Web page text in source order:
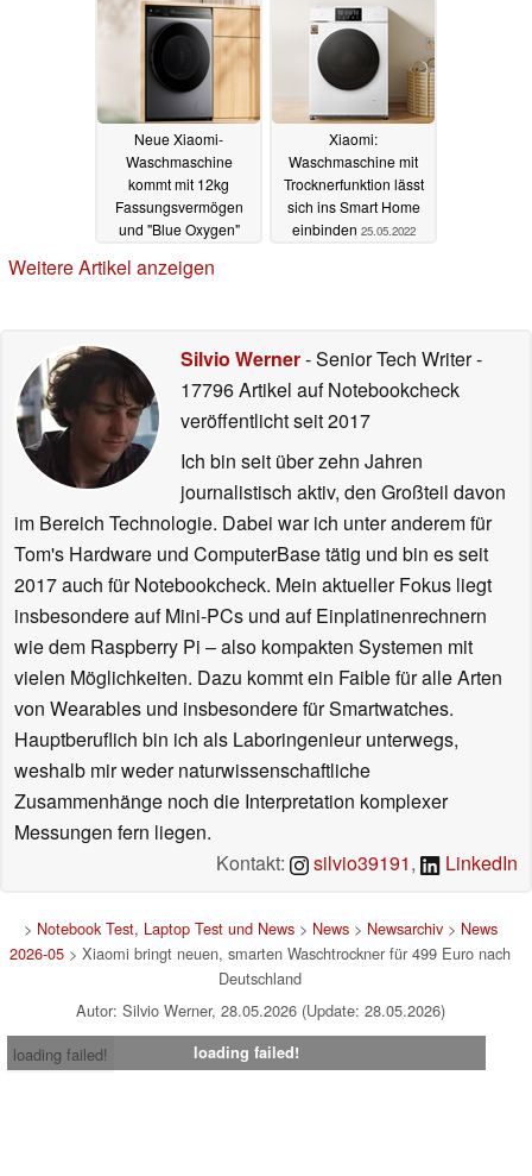
Neue Xiaomi-
Waschmaschine
kommt mit 12kg
Fassungsvermögen
und "Blue Oxygen"
Xiaomi:
Waschmaschine mit
Trocknerfunktion lässt
sich ins Smart Home
einbinden 25.05.2022
Weitere Artikel anzeigen
Silvio Werner- Senior Tech Writer-
17796 Artikel auf Notebookcheck
veröffentlichtseit 2017
Ich bin seit über zehn Jahren
journalistisch aktiv, den Großteil davon
im Bereich Technologie. Dabei war ich unter anderem für
Tom's Hardware und ComputerBase tätig und bin es seit
2017 auch für Notebookcheck. Mein aktueller Fokus liegt
insbesondere auf Mini-PCs und auf Einplatinenrechnern
wie dem Raspberry Pi – also kompakten Systemen mit
vielen Möglichkeiten. Dazu kommt ein Faible für alle Arten
von Wearables und insbesondere für Smartwatches.
Hauptberuflich bin ich als Laboringenieur unterwegs,
weshalb mir weder naturwissenschaftliche
Zusammenhänge noch die Interpretation komplexer
Messungen fern liegen.
Kontakt:
silvio39191, LinkedIn
> Notebook Test, Laptop Test und News> News> Newsarchiv> News
2026-05 > Xiaomi bringt neuen, smarten Waschtrockner für 499 Euro nach
Deutschland
Autor: Silvio Werner, 28.05.2026 (Update: 28.05.2026)
loading failed!
loading failed!